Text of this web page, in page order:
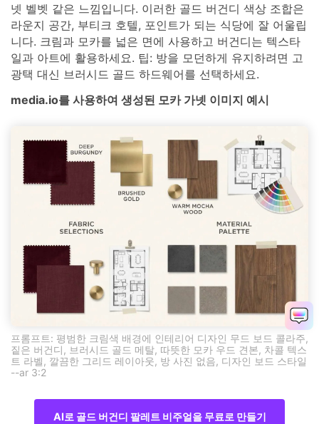
넷 벨벳 같은 느낌입니다. 이러한 골드 버건디 색상 조합은
라운지 공간, 부티크 호텔, 포인트가 되는 식당에 잘 어울립
니다. 크림과 모카를 넓은 면에 사용하고 버건디는 텍스타
일과 아트에 활용하세요. 팁: 방을 모던하게 유지하려면 고
광택 대신 브러시드 골드 하드웨어를 선택하세요.
media.io를 사용하여 생성된 모카 가넷 이미지 예시
프롬프트: 평범한 크림색 배경에 인테리어 디자인 무드 보드 콜라주,
짙은 버건디, 브러시드 골드 메탈, 따뜻한 모카 우드 견본, 차콜 텍스
트 라벨, 깔끔한 그리드 레이아웃, 방 사진 없음, 디자인 보드 스타일
--ar 3:2
AI로 골드 버건디 팔레트 비주얼을 무료로 만들기